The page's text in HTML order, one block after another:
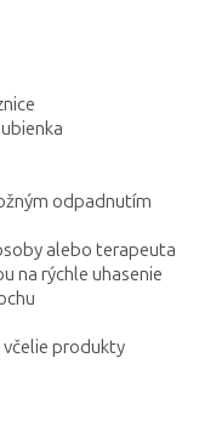
odpadnutím
alebo terapeuta
na rýchle uhasenie
produkty